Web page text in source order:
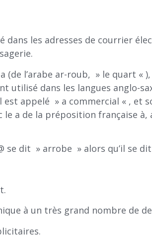
dans les adresses de courrier
(de l’arabe ar-roub, » le quart
utilisé dans les langues anglo-
appelé » a commercial « , et
a de la préposition française
se dit » arrobe » alors qu’il se
à un très grand nombre de